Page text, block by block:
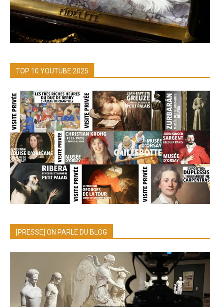
TOP 10 YOUTUBE 2025
[PRESSE] ON PARLE DU BLOG